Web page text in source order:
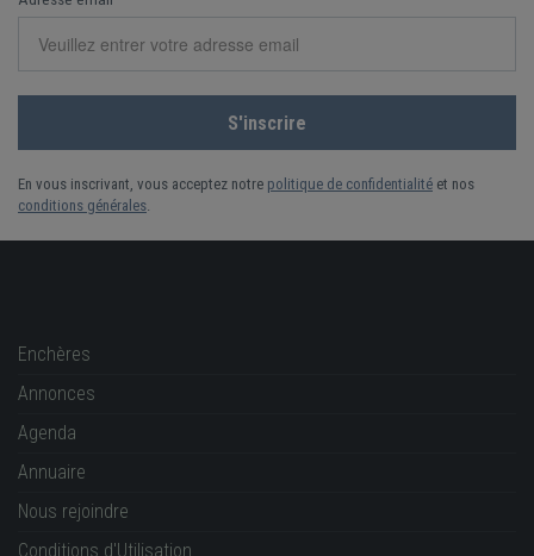
En vous inscrivant, vous acceptez notre politique de confidentialité et nos
conditions générales.
Enchères
Annonces
Agenda
Annuaire
Nous rejoindre
Conditions d'Utilisation